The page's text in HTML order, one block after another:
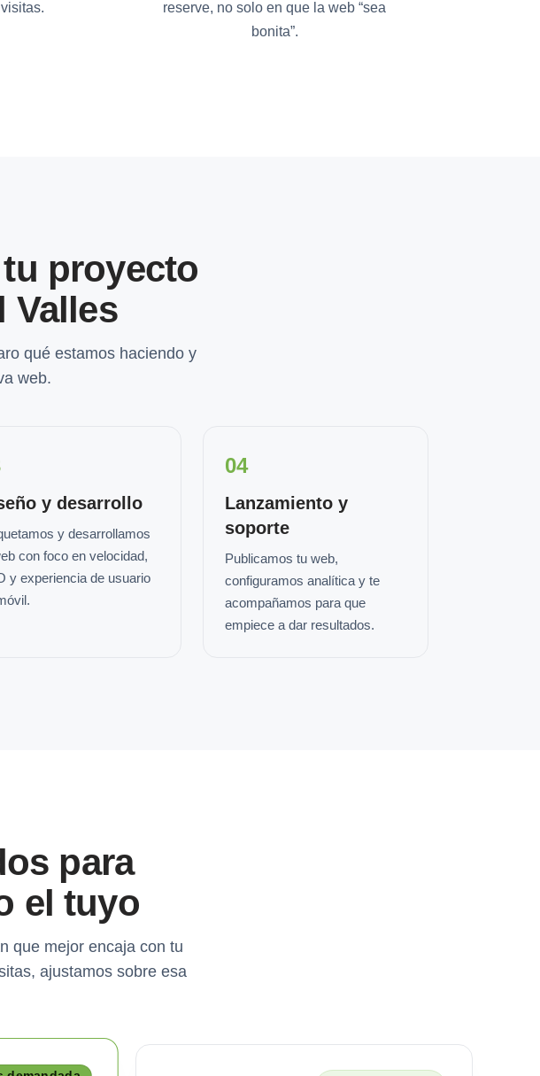
reserve, no solo en que la web “sea
bonita”.
proyecto
Valles
qué estamos haciendo y
web.
y desarrollo
y desarrollamos
con foco en velocidad,
y experiencia de usuario
04
Lanzamiento y
soporte
Publicamos tu web,
configuramos analítica y te
acompañamos para que
empiece a dar resultados.
para
el tuyo
que mejor encaja con tu
ajustamos sobre esa